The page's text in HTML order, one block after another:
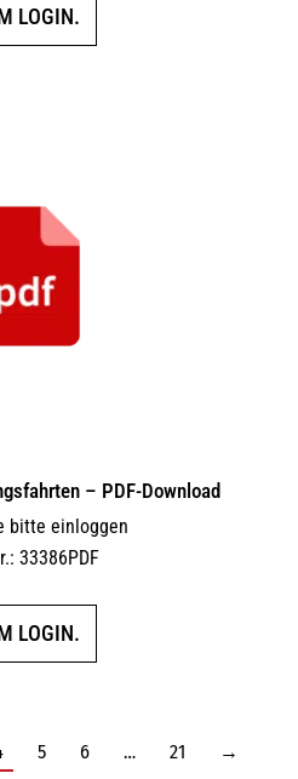
LOGIN.
– PDF-Download
bitte einloggen
33386PDF
LOGIN.
5 6 … 21 →